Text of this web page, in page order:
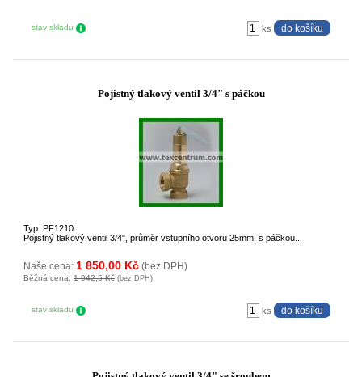
stav skladu ks
Pojistný tlakový ventil 3/4" s páčkou
Typ: PF1210
Pojistný tlakový ventil 3/4", průměr vstupního otvoru 25mm, s páčkou...
Naše cena: 1 850,00 Kč (bez DPH)
Běžná cena: 1 942,5 Kč (bez DPH)
stav skladu ks